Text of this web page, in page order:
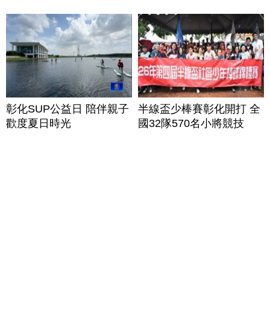
彰化SUP公益日 陪伴親子
歡度夏日時光
半線盃少棒賽彰化開打 全
國32隊570名小將競技